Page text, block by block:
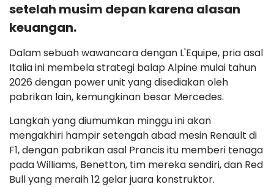
setelah musim depan karena alasan
keuangan.
Dalam sebuah wawancara dengan L'Equipe, pria asal
Italia ini membela strategi balap Alpine mulai tahun
2026 dengan power unit yang disediakan oleh
pabrikan lain, kemungkinan besar Mercedes.
Langkah yang diumumkan minggu ini akan
mengakhiri hampir setengah abad mesin Renault di
F1, dengan pabrikan asal Prancis itu memberi tenaga
pada Williams, Benetton, tim mereka sendiri, dan Red
Bull yang meraih 12 gelar juara konstruktor.